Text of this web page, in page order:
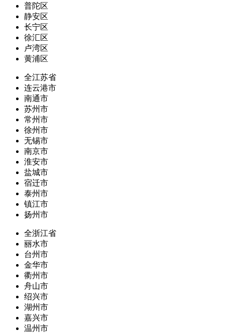
普陀区
静安区
长宁区
徐汇区
卢湾区
黄浦区
全江苏省
连云港市
南通市
苏州市
常州市
徐州市
无锡市
南京市
淮安市
盐城市
宿迁市
泰州市
镇江市
扬州市
全浙江省
丽水市
台州市
金华市
衢州市
舟山市
绍兴市
湖州市
嘉兴市
温州市